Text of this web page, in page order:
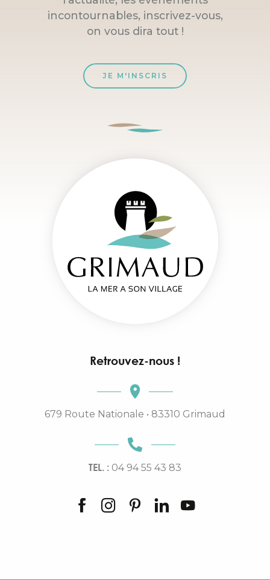
incontournables, inscrivez-vous,
on vous dira tout !
JE M'INSCRIS
Retrouvez-nous !
679 Route Nationale • 83310 Grimaud
TEL. : 04 94 55 43 83